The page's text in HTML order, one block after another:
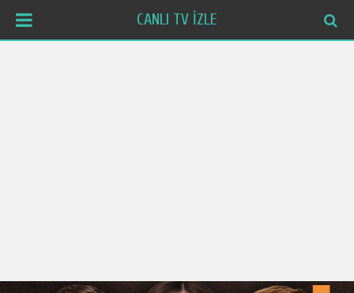
CANLI TV İZLE